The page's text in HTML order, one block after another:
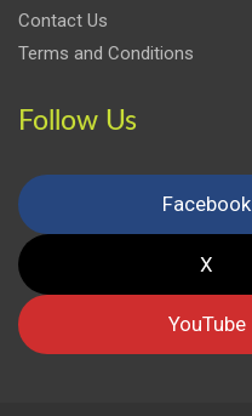
Contact Us
Terms and Conditions
Follow Us
Facebook
X
YouTube